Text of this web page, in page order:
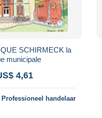
SCHIRMECK la
municipale
4,61
Professioneel handelaar